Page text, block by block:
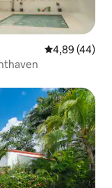
Gemiddelde
4,89 (44)